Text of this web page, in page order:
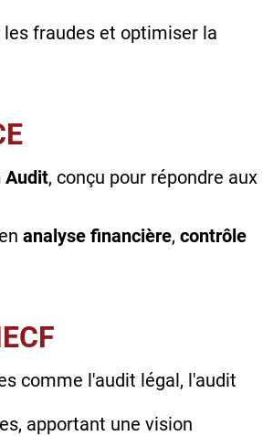
les fraudes et optimiser la
Audit, conçu pour répondre aux
analyse financière, contrôle
comme l'audit légal, l'audit
apportant une vision